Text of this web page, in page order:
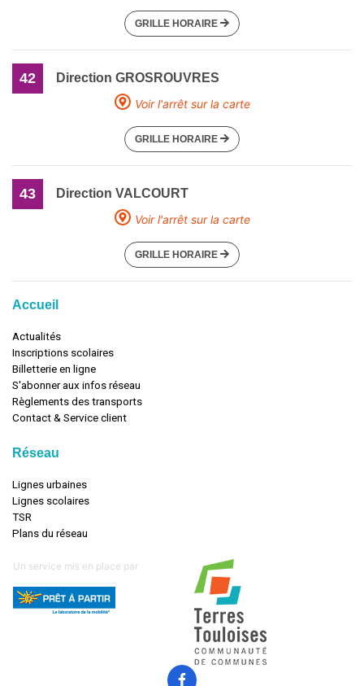
GRILLE HORAIRE
42
Direction GROSROUVRES
Voir l'arrêt sur la carte
GRILLE HORAIRE
43
Direction VALCOURT
Voir l'arrêt sur la carte
GRILLE HORAIRE
Accueil
Actualités
Inscriptions scolaires
Billetterie en ligne
S'abonner aux infos réseau
Règlements des transports
Contact & Service client
Réseau
Lignes urbaines
Lignes scolaires
TSR
Plans du réseau
Un service mis en place par